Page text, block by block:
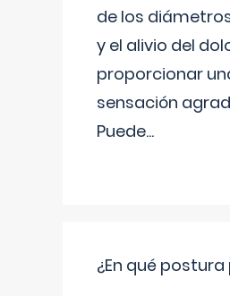
de los
y el alivio del
proporcionar
sensación
Puede...
¿En qué postura